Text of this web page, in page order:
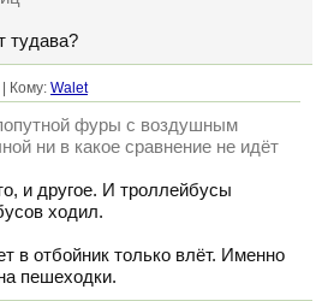
тудава?
| Кому: Walet
фуры с воздушным
ни в какое сравнение не идёт
и другое. И троллейбусы
ходил.
в отбойник только влёт. Именно
пешеходки.